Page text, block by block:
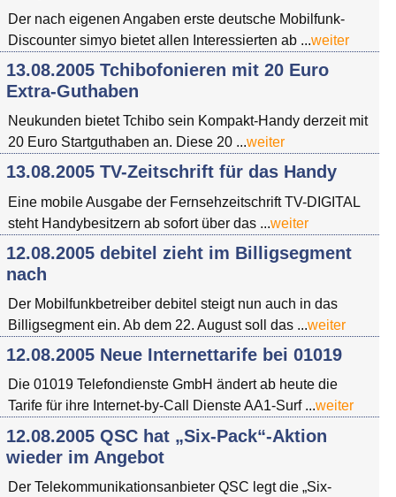
Der nach eigenen Angaben erste deutsche Mobilfunk-
Discounter simyo bietet allen Interessierten ab ...weiter
13.08.2005 Tchibofonieren mit 20 Euro
Extra-Guthaben
Neukunden bietet Tchibo sein Kompakt-Handy derzeit mit
20 Euro Startguthaben an. Diese 20 ...weiter
13.08.2005 TV-Zeitschrift für das Handy
Eine mobile Ausgabe der Fernsehzeitschrift TV-DIGITAL
steht Handybesitzern ab sofort über das ...weiter
12.08.2005 debitel zieht im Billigsegment
nach
Der Mobilfunkbetreiber debitel steigt nun auch in das
Billigsegment ein. Ab dem 22. August soll das ...weiter
12.08.2005 Neue Internettarife bei 01019
Die 01019 Telefondienste GmbH ändert ab heute die
Tarife für ihre Internet-by-Call Dienste AA1-Surf ...weiter
12.08.2005 QSC hat „Six-Pack“-Aktion
wieder im Angebot
Der Telekommunikationsanbieter QSC legt die „Six-